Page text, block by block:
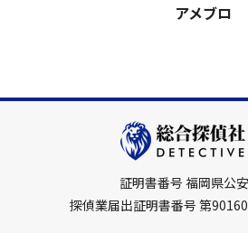
アメブロ
証明書番号 福岡県公
探偵業届出証明書番号 第